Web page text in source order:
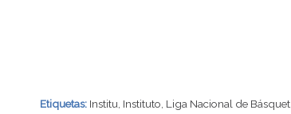
Etiquetas: Institu Instituto Liga Nacional de Básquet